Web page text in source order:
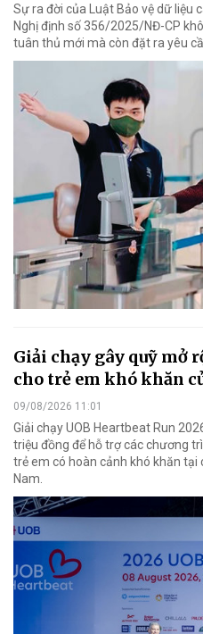
Sự ra đời của Luật Bảo vệ dữ liệu
Nghị định số 356/2025/NĐ-CP
tuân thủ mới mà còn đặt ra yêu
Giải chạy gây quỹ mở
cho trẻ em khó khăn
09/08/2026 11:01
Giải chạy UOB Heartbeat Run
triệu đồng để hỗ trợ các chương
trẻ em có hoàn cảnh khó khăn
Nam.